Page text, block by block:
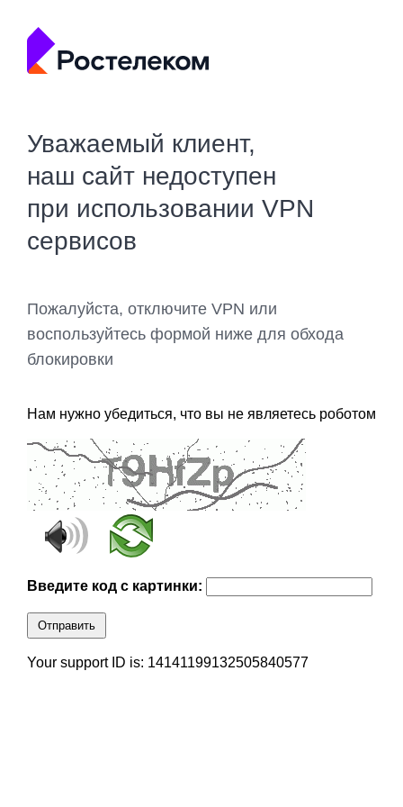
Уважаемый клиент,
наш сайт недоступен
при использовании VPN
сервисов
Пожалуйста, отключите VPN или
воспользуйтесь формой ниже для обхода
блокировки
Нам нужно убедиться, что вы не являетесь роботом
Введите код с картинки:
Отправить
Your support ID is: 14141199132505840577